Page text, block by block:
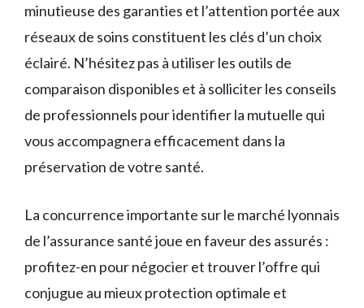
minutieuse des garanties et l’attention portée aux
réseaux de soins constituent les clés d’un choix
éclairé. N’hésitez pas à utiliser les outils de
comparaison disponibles et à solliciter les conseils
de professionnels pour identifier la mutuelle qui
vous accompagnera efficacement dans la
préservation de votre santé.
La concurrence importante sur le marché lyonnais
de l’assurance santé joue en faveur des assurés :
profitez-en pour négocier et trouver l’offre qui
conjugue au mieux protection optimale et